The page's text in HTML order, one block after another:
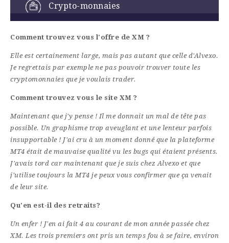
Crypto-monnaies
Comment trouvez vous l'offre de XM ?
Elle est certainement large, mais pas autant que celle d'Alvexo.
Je regrettais par exemple ne pas pouvoir trouver toute les
cryptomonnaies que je voulais trader.
Comment trouvez vous le site XM ?
Maintenant que j'y pense ! Il me donnait un mal de tête pas
possible. Un graphisme trop aveuglant et une lenteur parfois
insupportable ! J'ai cru à un moment donné que la plateforme
MT4 était de mauvaise qualité vu les bugs qui étaient présents.
J'avais tord car maintenant que je suis chez Alvexo et que
j'utilise toujours la MT4 je peux vous confirmer que ça venait
de leur site.
Qu'en est-il des retraits?
Un enfer ! J'en ai fait 4 au courant de mon année passée chez
XM. Les trois premiers ont pris un temps fou à se faire, environ